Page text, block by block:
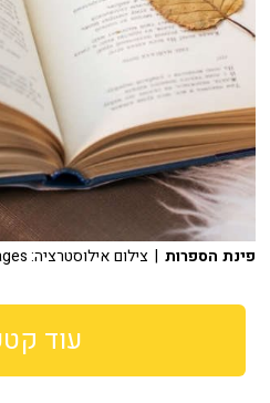
פינת הספרות | צילום אילוסטרציה: Ingram Images
עוד